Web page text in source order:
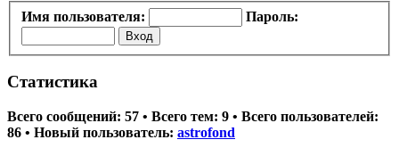
Имя пользователя: Пароль:
Статистика
Всего сообщений: 57 • Всего тем: 9 • Всего пользователей:
86 • Новый пользователь: astrofond